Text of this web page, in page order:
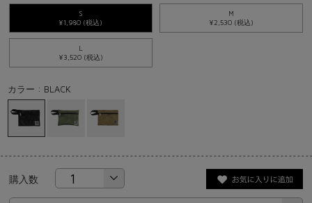
S
¥1,980 (税込)
M
¥2,530 (税込)
L
¥3,520 (税込)
カラー : BLACK
購入数